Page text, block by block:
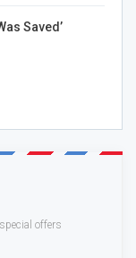
Saved’
offers